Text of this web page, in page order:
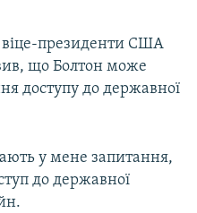
президенти США
що Болтон може
доступу до державної
у мене запитання,
до державної